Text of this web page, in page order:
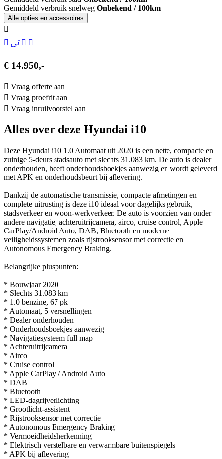
Gemiddeld verbruik snelweg Onbekend / 100km
Alle opties en accessoires
€ 14.950,-
Vraag offerte aan
Vraag proefrit aan
Vraag inruilvoorstel aan
Alles over deze Hyundai i10
Deze Hyundai i10 1.0 Automaat uit 2020 is een nette, compacte en
zuinige 5-deurs stadsauto met slechts 31.083 km. De auto is dealer
onderhouden, heeft onderhoudsboekjes aanwezig en wordt geleverd
met APK en onderhoudsbeurt bij aflevering.
Dankzij de automatische transmissie, compacte afmetingen en
complete uitrusting is deze i10 ideaal voor dagelijks gebruik,
stadsverkeer en woon-werkverkeer. De auto is voorzien van onder
andere navigatie, achteruitrijcamera, airco, cruise control, Apple
CarPlay/Android Auto, DAB, Bluetooth en moderne
veiligheidssystemen zoals rijstrooksensor met correctie en
Autonomous Emergency Braking.
Belangrijke pluspunten:
* Bouwjaar 2020
* Slechts 31.083 km
* 1.0 benzine, 67 pk
* Automaat, 5 versnellingen
* Dealer onderhouden
* Onderhoudsboekjes aanwezig
* Navigatiesysteem full map
* Achteruitrijcamera
* Airco
* Cruise control
* Apple CarPlay / Android Auto
* DAB
* Bluetooth
* LED-dagrijverlichting
* Grootlicht-assistent
* Rijstrooksensor met correctie
* Autonomous Emergency Braking
* Vermoeidheidsherkenning
* Elektrisch verstelbare en verwarmbare buitenspiegels
* APK bij aflevering